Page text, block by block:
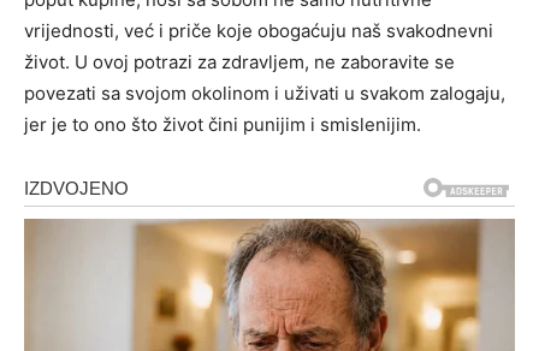
vrijednosti, već i priče koje obogaćuju naš svakodnevni
život. U ovoj potrazi za zdravljem, ne zaboravite se
povezati sa svojom okolinom i uživati u svakom zalogaju,
jer je to ono što život čini punijim i smislenijim.